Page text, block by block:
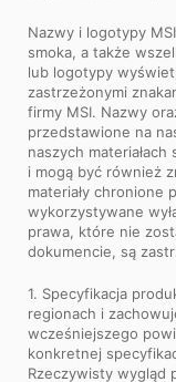
Nazwy i logotypy
smoka, a także
lub logotypy
zastrzeżonymi
firmy MSI. Nazwy
przedstawione na
naszych materiałach
i mogą być również
materiały chronione
wykorzystywane
prawa, które nie
dokumencie, są
1. Specyfikacja
regionach i
wcześniejszego
konkretnej
Rzeczywisty wygląd